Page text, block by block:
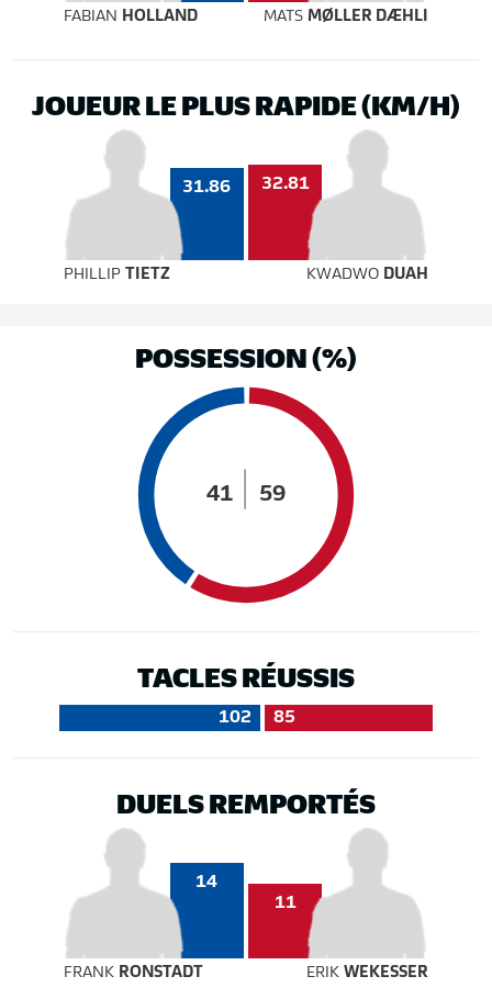
FABIAN HOLLAND MATSMØLLER DÆHLI
JOUEUR LE PLUS RAPIDE (KM/H)
31.86 32.81
PHILLIP TIETZ KWADWO DUAH
POSSESSION (%)
41 59
TACLES RÉUSSIS
102 85
DUELS REMPORTÉS
14
11
FRANK RONSTADT ERIKWEKESSER